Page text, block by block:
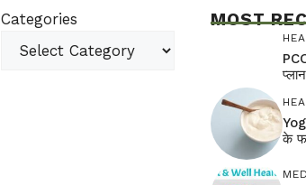
Categories MOST
प्लान
के